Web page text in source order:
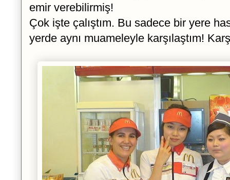
emir verebilirmiş!
Çok işte çalıştım. Bu sadece bir yere
yerde aynı muameleyle karşılaştım!